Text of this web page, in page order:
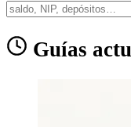
Guías